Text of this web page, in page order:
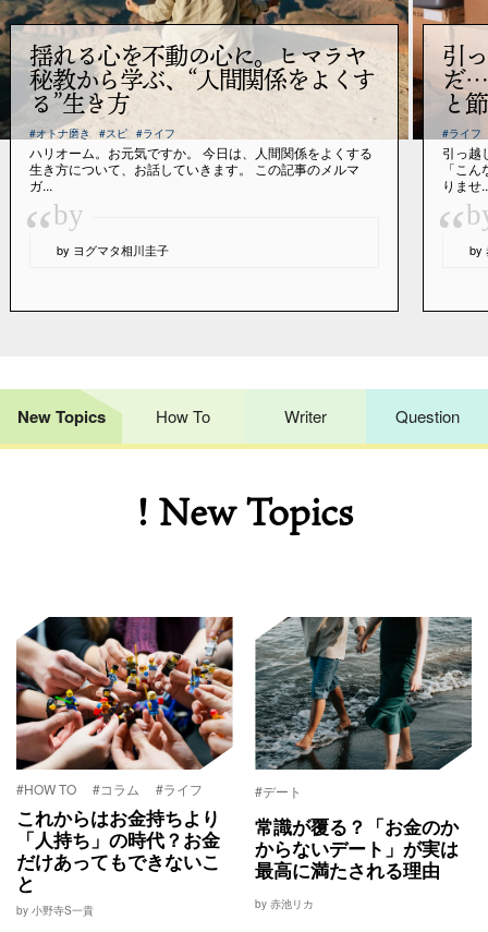
揺れる心を不動の心に。ヒマラヤ
秘教から学ぶ、“人間関係をよくす
る”生き方
#オトナ磨き #スピ #ライフ
ハリオーム。お元気ですか。 今日は、人間関係をよくする
生き方について、お話していきます。 この記事のメルマ
ガ...
“by
by ヨグマタ相川圭子
引
だ…
と
#ライフ
引っ越
「こ
りませ
“ by
New Topics How To Writer Question
! New Topics
#HOW TO #コラム #ライフ
これからはお金持ちより
「人持ち」の時代？お金
だけあってもできないこ
と
by 小野寺S一貴
#デート
常識が覆る？「お金のか
からないデート」が実は
最高に満たされる理由
by 赤池リカ